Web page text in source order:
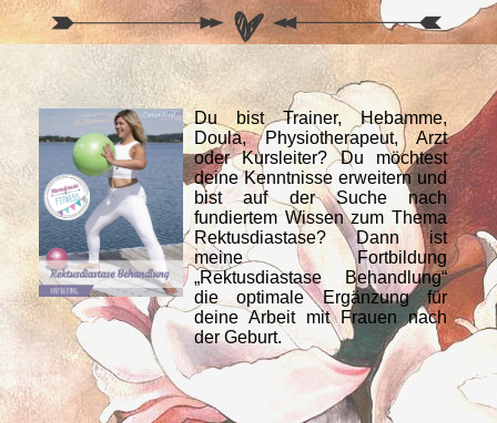
Du bist Trainer, Hebamme,
Doula, Physiotherapeut, Arzt
oder Kursleiter? Du möchtest
deine Kenntnisse erweitern und
bist auf der Suche nach
fundiertem Wissen zum Thema
Rektusdiastase? Dann ist
meine Fortbildung
„Rektusdiastase Behandlung“
die optimale Ergänzung für
deine Arbeit mit Frauen nach
der Geburt.